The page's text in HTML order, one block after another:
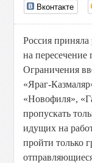
Вконтакте
Россия
на
Ограничения
«Яраг-
«Новофиля»,
пропускать
идущих на
пройти только